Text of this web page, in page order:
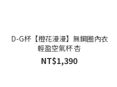
D-G杯【橙花漫漫】無鋼圈內衣
輕盈空氣杯 杏
NT$1,390